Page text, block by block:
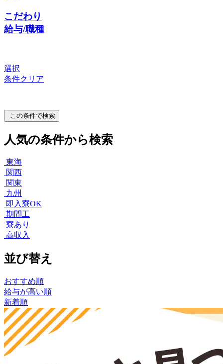
こだわり
給与/職種
選択
条件クリア
この条件で検索
人気の条件から検索
東海
関西
関東
九州
即入寮OK
期間工
寮あり
高収入
並び替え
おすすめ順
給与が高い順
新着順